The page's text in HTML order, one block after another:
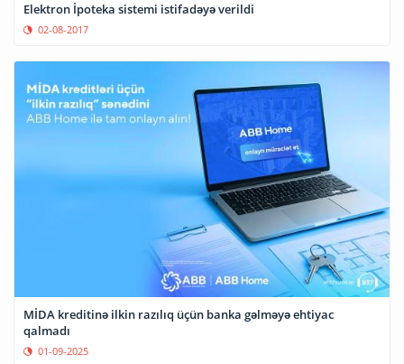
Elektron İpoteka sistemi istifadəyə verildi
02-08-2017
MİDA kreditinə ilkin razılıq üçün banka gəlməyə ehtiyac
qalmadı
01-09-2025